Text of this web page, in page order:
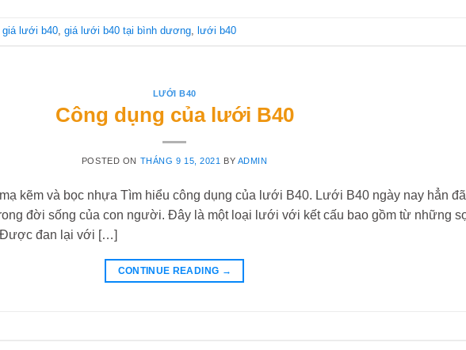
giá lưới b40, giá lưới b40 tại bình dương, lưới b40
LƯỚI B40
Công dụng của lưới B40
POSTED ON THÁNG 9 15, 2021 BY ADMIN
kẽm và bọc nhựa Tìm hiểu công dụng của lưới B40. Lưới B40 ngày nay hẳn
đời sống của con người. Đây là một loại lưới với kết cấu bao gồm từ những
Được đan lại với […]
CONTINUE READING →